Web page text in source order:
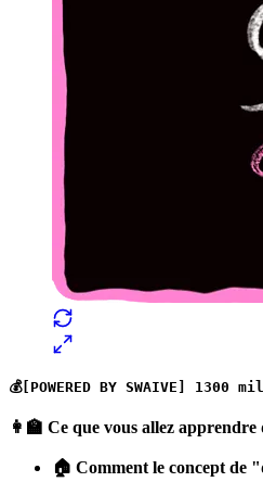
💰[POWERED BY SWAIVE]
👩‍🏫 Ce que vous allez apprendre
🏠 Comment le concept de